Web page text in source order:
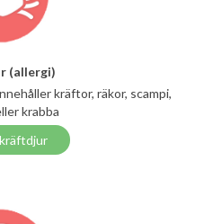
(allergi)
kräftor, räkor, scampi,
krabba